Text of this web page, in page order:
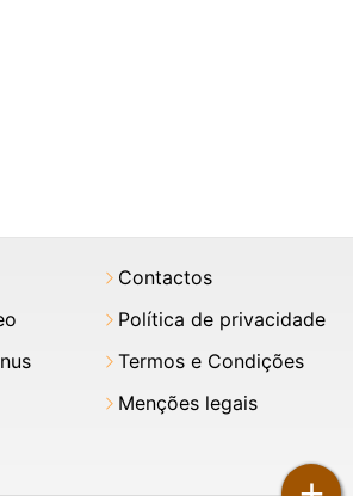
Contactos
Política de privacidade
Termos e Condições
Menções legais